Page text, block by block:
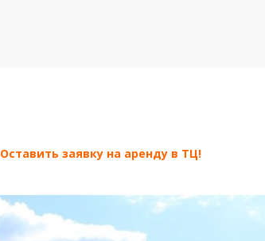
Оставить заявку на аренду в ТЦ!